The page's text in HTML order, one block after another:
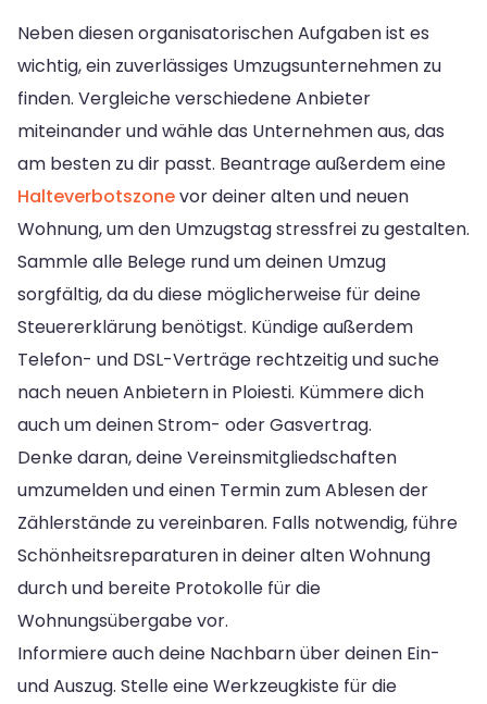
Neben diesen organisatorischen Aufgaben ist es
wichtig, ein zuverlässiges Umzugsunternehmen zu
finden. Vergleiche verschiedene Anbieter
miteinander und wähle das Unternehmen aus, das
am besten zu dir passt. Beantrage außerdem eine
Halteverbotszonevor deiner alten und neuen
Wohnung, um den Umzugstag stressfrei zu gestalten.
Sammle alle Belege rund um deinen Umzug
sorgfältig, da du diese möglicherweise für deine
Steuererklärung benötigst. Kündige außerdem
Telefon- und DSL-Verträge rechtzeitig und suche
nach neuen Anbietern in Ploiesti. Kümmere dich
auch um deinen Strom- oder Gasvertrag.
Denke daran, deine Vereinsmitgliedschaften
umzumelden und einen Termin zum Ablesen der
Zählerstände zu vereinbaren. Falls notwendig, führe
Schönheitsreparaturen in deiner alten Wohnung
durch und bereite Protokolle für die
Wohnungsübergabe vor.
Informiere auch deine Nachbarn über deinen Ein-
und Auszug. Stelle eine Werkzeugkiste für die